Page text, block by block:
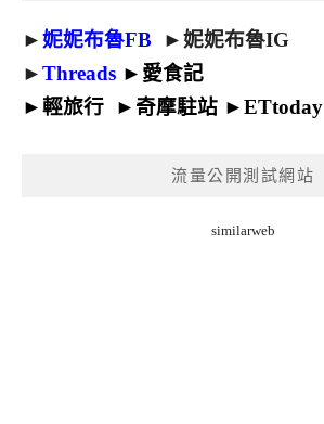
►妮妮布魯FB ►妮妮布魯IG
►Threads ► 愛食記
►輕旅行 ► 奇摩駐站 ►ETtoday
流量公開測試網站
similarweb